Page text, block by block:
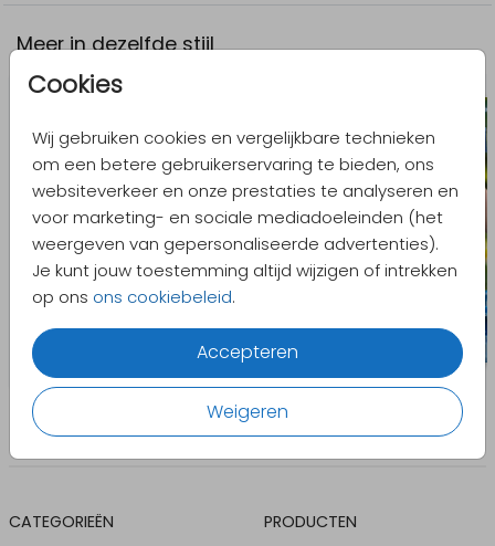
Cookies
Wij gebruiken cookies en vergelijkbare technieken
om een betere gebruikerservaring te bieden, ons
websiteverkeer en onze prestaties te analyseren en
voor marketing- en sociale mediadoeleinden (het
weergeven van gepersonaliseerde advertenties).
Je kunt jouw toestemming altijd wijzigen of intrekken
op ons ons cookiebeleid.
Accepteren
Weigeren
Meer in dezelfde stijl
CATEGORIEËN
PRODUCTEN